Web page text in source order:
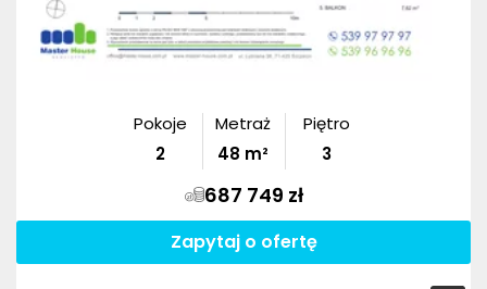
Pokoje
2
Metraż
48 m²
Piętro
3
687 749 zł
Zapytaj o ofertę